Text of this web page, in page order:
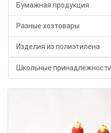
Бумажная продукция
Разные хозтовары
Изделия из полиэтилена
Школьные принадлежности